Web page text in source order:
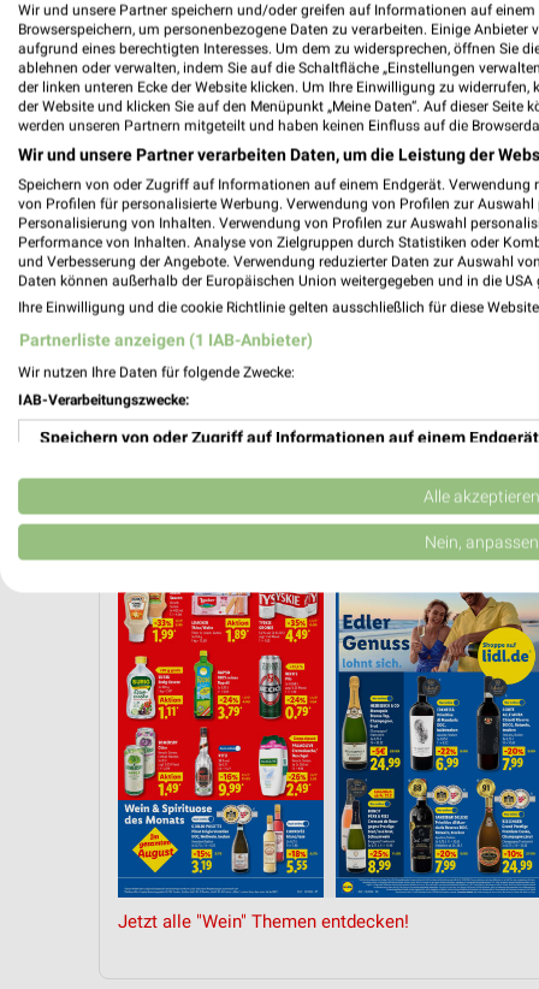
HANDY &
Jetzt alle "Wein" Themen entdecken!
Wir und unsere Partner speichern und/oder greifen auf Informationen auf einem
Browserspeichern, um personenbezogene Daten zu verarbeiten. Einige
aufgrund eines berechtigten Interesses. Um dem zu widersprechen, öffnen Sie
ablehnen oder verwalten, indem Sie auf die Schaltfläche „Einstellungen
der linken unteren Ecke der Website klicken. Um Ihre Einwilligung zu
der Website und klicken Sie auf den Menüpunkt „Meine Daten“. Auf dieser
werden unseren Partnern mitgeteilt und haben keinen Einfluss auf die
Wir und unsere Partner verarbeiten Daten, um die Leistung der
Speichern von oder Zugriff auf Informationen auf einem Endgerät. Verwendung
von Profilen für personalisierte Werbung. Verwendung von Profilen zur
Personalisierung von Inhalten. Verwendung von Profilen zur Auswahl
Performance von Inhalten. Analyse von Zielgruppen durch Statistiken oder
und Verbesserung der Angebote. Verwendung reduzierter Daten zur Auswahl
Daten können außerhalb der Europäischen Union weitergegeben und in die USA
Ihre Einwilligung und die cookie Richtlinie gelten ausschließlich für diese
Partnerliste anzeigen (1 IAB-Anbieter)
Wir nutzen Ihre Daten für folgende Zwecke:
IAB-Verarbeitungszwecke:
Speichern von oder Zugriff auf Informationen auf einem Endgerät
Verwendung reduzierter Daten zur Auswahl von Werbeanzeigen
Erstellung von Profilen für personalisierte Werbung
Erstellung von Profilen zur Personalisierung von Inhalten
Verwendung von Profilen zur Auswahl personalisierter Inhalte
Messung der Werbeleistung
Messung der Performance von Inhalten
Analyse von Zielgruppen durch Statistiken oder Kombinationen
Entwicklung und Verbesserung der Angebote
Alle akzeptieren
Nein, anpassen